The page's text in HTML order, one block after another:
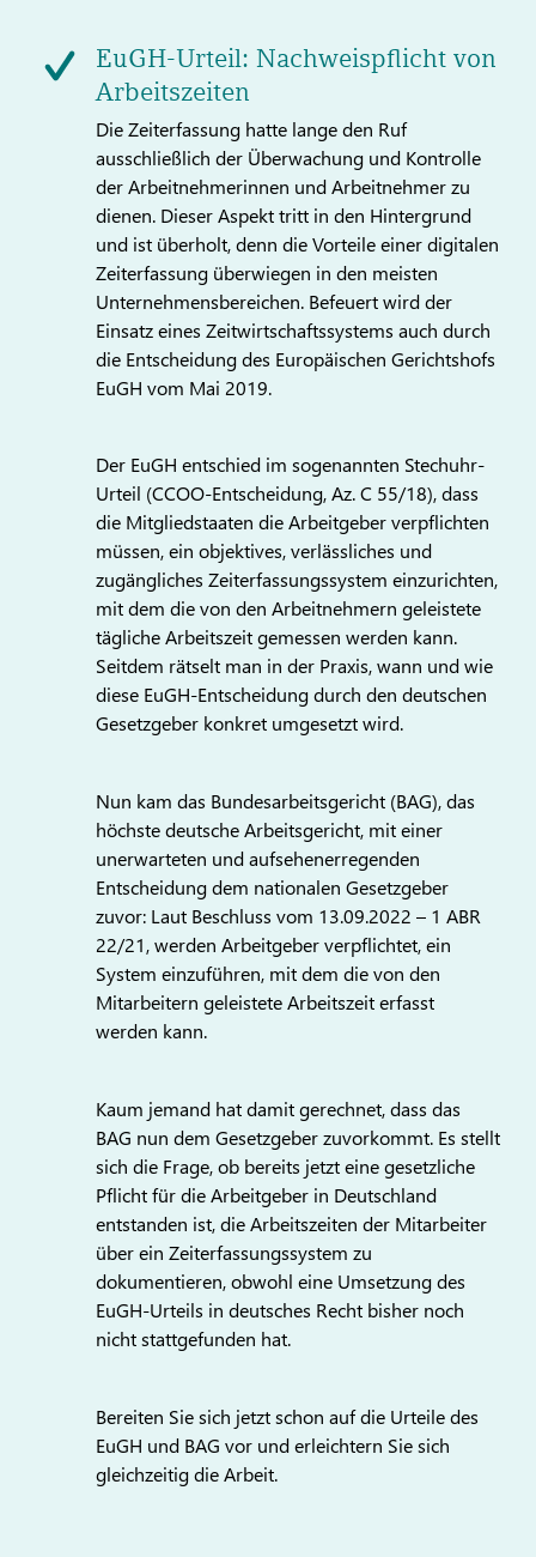
EuGH-Urteil: Nachweispflicht von
Arbeitszeiten
Die Zeiterfassung hatte lange den Ruf
ausschließlich der Überwachung und Kontrolle
der Arbeitnehmerinnen und Arbeitnehmer zu
dienen. Dieser Aspekt tritt in den Hintergrund
und ist überholt, denn die Vorteile einer digitalen
Zeiterfassung überwiegen in den meisten
Unternehmensbereichen. Befeuert wird der
Einsatz eines Zeitwirtschaftssystems auch durch
die Entscheidung des Europäischen Gerichtshofs
EuGH vom Mai 2019.
Der EuGH entschied im sogenannten Stechuhr-
Urteil (CCOO-Entscheidung, Az. C 55/18), dass
die Mitgliedstaaten die Arbeitgeber verpflichten
müssen, ein objektives, verlässliches und
zugängliches Zeiterfassungssystem einzurichten,
mit dem die von den Arbeitnehmern geleistete
tägliche Arbeitszeit gemessen werden kann.
Seitdem rätselt man in der Praxis, wann und wie
diese EuGH-Entscheidung durch den deutschen
Gesetzgeber konkret umgesetzt wird.
Nun kam das Bundesarbeitsgericht (BAG), das
höchste deutsche Arbeitsgericht, mit einer
unerwarteten und aufsehenerregenden
Entscheidung dem nationalen Gesetzgeber
zuvor: Laut Beschluss vom 13.09.2022 – 1 ABR
22/21, werden Arbeitgeber verpflichtet, ein
System einzuführen, mit dem die von den
Mitarbeitern geleistete Arbeitszeit erfasst
werden kann.
Kaum jemand hat damit gerechnet, dass das
BAG nun dem Gesetzgeber zuvorkommt. Es stellt
sich die Frage, ob bereits jetzt eine gesetzliche
Pflicht für die Arbeitgeber in Deutschland
entstanden ist, die Arbeitszeiten der Mitarbeiter
über ein Zeiterfassungssystem zu
dokumentieren, obwohl eine Umsetzung des
EuGH-Urteils in deutsches Recht bisher noch
nicht stattgefunden hat.
Bereiten Sie sich jetzt schon auf die Urteile des
EuGH und BAG vor und erleichtern Sie sich
gleichzeitig die Arbeit.